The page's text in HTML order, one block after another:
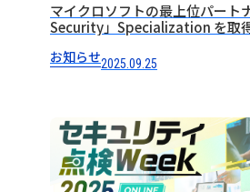
マイクロソフトの最上位パート
Security」Specialization を取
お知らせ2025.09.25